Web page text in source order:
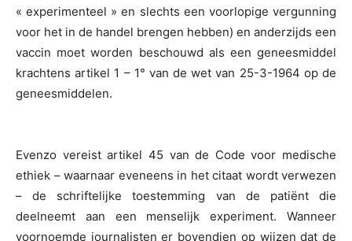
« experimenteel » en slechts een voorlopige vergunning
voor het in de handel brengen hebben) en anderzijds een
vaccin moet worden beschouwd als een geneesmiddel
krachtens artikel 1 – 1° van de wet van 25-3-1964 op de
geneesmiddelen.
Evenzo vereist artikel 45 van de Code voor medische
ethiek – waarnaar eveneens in het citaat wordt verwezen
– de schriftelijke toestemming van de patiënt die
deelneemt aan een menselijk experiment. Wanneer
voornoemde journalisten er bovendien op wijzen dat de